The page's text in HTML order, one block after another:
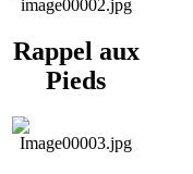
Rappel aux
Pieds